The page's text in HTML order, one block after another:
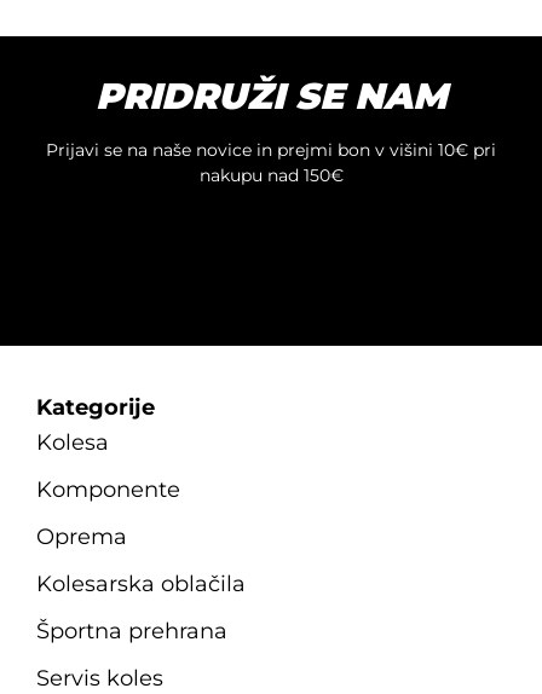
različic.
PRIDRUŽI SE NAM
Prijavi se na naše novice in prejmi bon v višini 10€ pri
nakupu nad 150€
Kategorije
Kolesa
Komponente
Oprema
Kolesarska oblačila
Športna prehrana
Servis koles